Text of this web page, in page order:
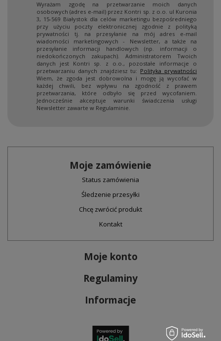
Wyrażam zgodę na przetwarzanie moich danych
osobowych (adres e-mail) przez Kontri sp. z o.o. ul Kuronia
3, 15-569 Białystok dla celów marketingu bezpośredniego
przy użyciu poczty elektronicznej zgodnie z polityką
prywatności tj. na przesyłanie na mój adres e-mail
wiadomości marketingowych - Newsletter, a także na
przesyłanie informacji handlowych (np. informacji o
niedokończonych zakupach). Administratorem Twoich
danych jest Kontri sp. z o.o., pozostałe informacje o
przetwarzaniu danych znajdziesz tu: Polityka prywatności
Wiem, że zgoda jest dobrowolna i mogę ją wycofać w
każdej chwili, bez wpływu na zgodność z prawem
przetwarzania, które odbyło się przed wycofaniem.
Jednocześnie akceptuje warunki świadczenia usługi
Newsletter zawarte w Regulaminie.
Moje zamówienie
Status zamówienia
Śledzenie przesyłki
Chcę zwrócić produkt
Kontakt
Moje konto
Regulaminy
Informacje